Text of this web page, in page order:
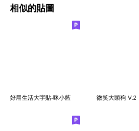
相似的貼圖
好用生活大字貼-咪小藍 微笑大頭狗 V.2